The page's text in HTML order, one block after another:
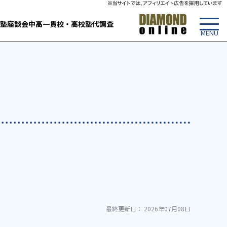
座談会中高一貫校・高校塾代調査
最終更新日： 2026年07月08日